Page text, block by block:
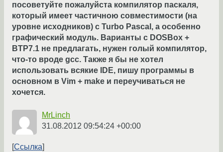
посоветуйте пожалуйста компилятор паскаля,
который имеет частичною совместимости (на
уровне исходников) с Turbo Pascal, а особенно
графический модуль. Варианты с DOSBox +
BTP7.1 не предлагать, нужен голый компилятор,
что-то вроде gcc. Также я бы не хотел
использовать всякие IDE, пишу программы в
основном в Vim + make и переучиваться не
хочется.
MrLinch
31.08.2012 09:54:24 +00:00
Ссылка